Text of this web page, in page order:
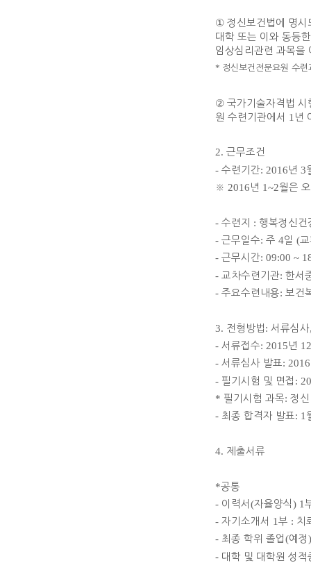
① 정신보건법에 명
대학 또는 이와 동등
임상심리관련 과목을
* 정신보건전문요원 수
② 국가기술자격법 시
원 수련기관에서 1 년
2. 근무조건
- 수련기간: 2016 년 3
※ 2016 년 1~2월은
- 수련지 : 행복정신건
- 근무일수: 주 4일 (
- 근무시간: 09:00 ~
- 교차수련기관: 한서
- 주요수련내용: 보건
3. 전형방법 : 서류심사
- 서류접수: 2015 년 12
- 서류심사 발표: 2016
- 필기시험 및 면접 :
* 필기시험 과목: 정
- 최종 합격자 발표: 1
4. 제출서류
*공통
- 이력서 (자율양식 ) 1
- 자기소개서 1 부 : 치
- 최종 학위 졸업 (예정
- 대학 및 대학원 성